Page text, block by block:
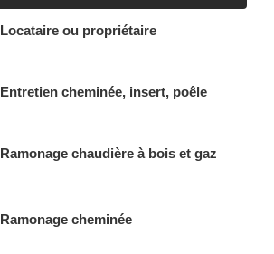
Locataire ou propriétaire
Entretien cheminée, insert, poêle
Ramonage chaudière à bois et gaz
Ramonage cheminée